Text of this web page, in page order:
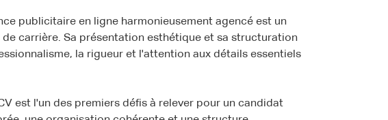
publicitaire en ligne harmonieusement agencé est un
carrière. Sa présentation esthétique et sa structuration
la rigueur et l'attention aux détails essentiels
est l'un des premiers défis à relever pour un candidat